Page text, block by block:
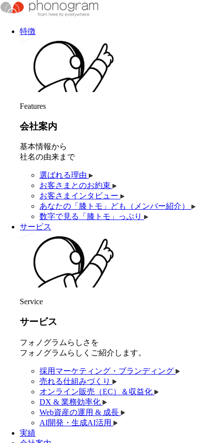
特徴
Features
会社案内
基本情報から
社名の由来まで
選ばれる理由
お客さまとのお約束
お客さまインタビュー
あなたの「膝トモ」ども（メンバー紹介）
数字で見る「膝トモ」っぷり
サービス
Service
サービス
フォノグラムらしさを
フォノグラムらしくご紹介します。
採用マーケティング・ブランディング
売れる仕組みづくり
オンライン販売（EC）＆収益化
DX & 業務効率化
Web資産の運用 & 成長
AI開発・生成AI活用
実績